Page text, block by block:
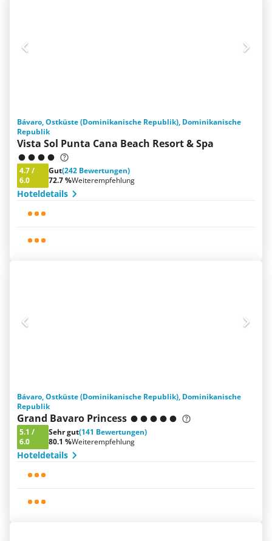
Bávaro, Ostküste (Dominikanische Republik), Dominikanische
Republik
Vista Sol Punta Cana Beach Resort & Spa
4.7/
6.0
Gut(242 Bewertungen)
72.7 %Weiterempfehlung
Hoteldetails
Bávaro, Ostküste (Dominikanische Republik), Dominikanische
Republik
Grand Bavaro Princess
5.1 /
6.0
Sehr gut(141 Bewertungen)
80.1 %Weiterempfehlung
Hoteldetails